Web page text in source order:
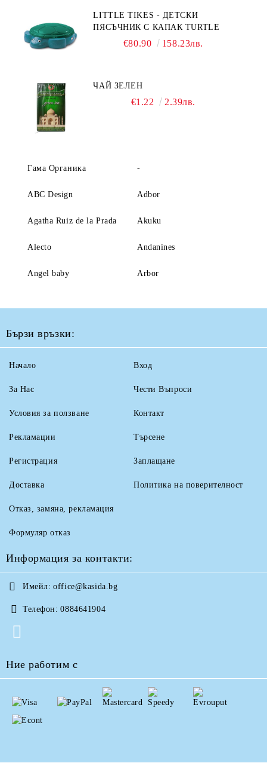
LITTLE TIKES - ДЕТСКИ
ПЯСЪЧНИК С КАПАК TURTLE
€80.90 158.23лв.
ЧАЙ ЗЕЛЕН
€1.22 2.39лв.
Гама Органика -
ABC Design Adbor
Agatha Ruiz de la Prada Akuku
Alecto Andanines
Angel baby Arbor
Бързи връзки:
Начало
За Нас
Условия за ползване
Рекламации
Вход
Чести Въпроси
Контакт
Търсене
Регистрация
Доставка
Отказ, замяна, рекламация
Формуляр отказ
Заплащане
Политика на поверителност
Информация за контакти:
Имейл: office@kasida.bg
Телефон: 0884641904
Ние работим с